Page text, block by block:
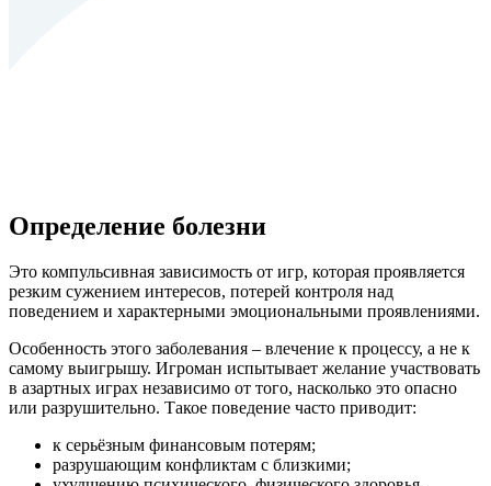
Определение болезни
Это компульсивная зависимость от игр, которая проявляется
резким сужением интересов, потерей контроля над
поведением и характерными эмоциональными проявлениями.
Особенность этого заболевания – влечение к процессу, а не к
самому выигрышу. Игроман испытывает желание участвовать
в азартных играх независимо от того, насколько это опасно
или разрушительно. Такое поведение часто приводит:
к серьёзным финансовым потерям;
разрушающим конфликтам с близкими;